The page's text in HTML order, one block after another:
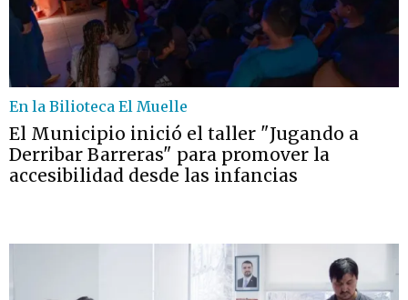
En la Bilioteca El Muelle
El Municipio inició el taller "Jugando a
Derribar Barreras" para promover la
accesibilidad desde las infancias